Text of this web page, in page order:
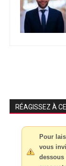
RÉAGISSEZ À
Pour
vous
dessous